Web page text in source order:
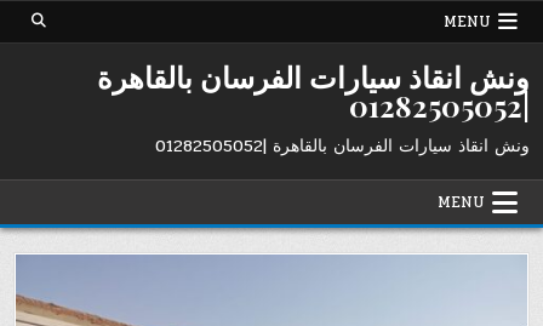
Skip
MENU
ونش انقاذ سيارات الفرسان بالقاهرة
|01282505052
ونش انقاذ سيارات الفرسان بالقاهرة |01282505052
MENU